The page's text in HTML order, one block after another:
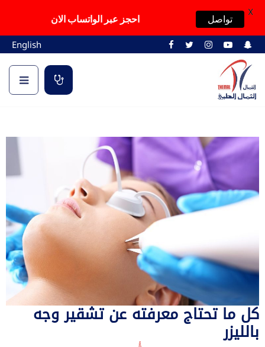
English
كل ما تحتاج معرفته عن تشقير وجه
بالليزر
احجز عبر الواتساب الان تواصل
X